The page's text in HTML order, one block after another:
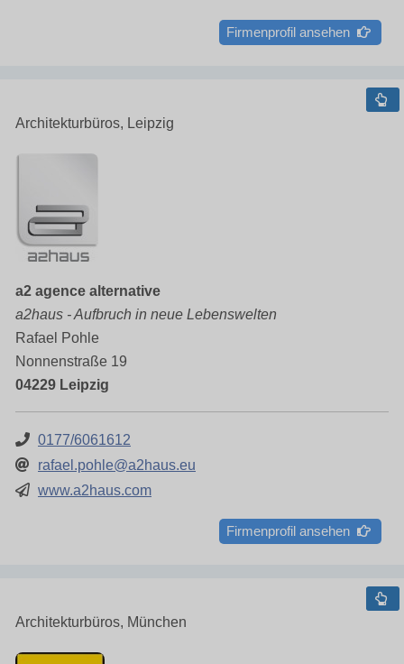
Firmenprofil ansehen
Architekturbüros, Leipzig
a2 agence alternative
a2haus - Aufbruch in neue Lebenswelten
Rafael Pohle
Nonnenstraße 19
04229 Leipzig
0177/6061612
rafael.pohle@a2haus.eu
www.a2haus.com
Firmenprofil ansehen
Architekturbüros, München